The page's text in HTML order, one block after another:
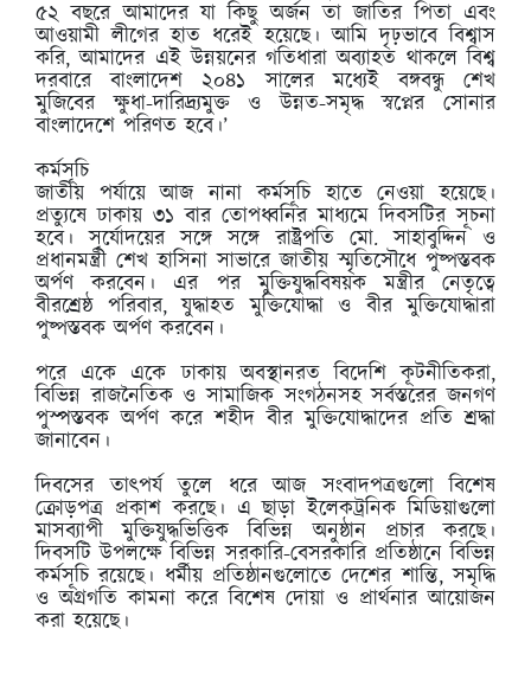
৫২ বছরে আমাদের যা কিছু অর্জন তা জাতির পিতা এবং
আওয়ামী লীগের হাত ধরেই হয়েছে। আমি দৃঢ়ভাবে বিশ্বাস
করি, আমাদের এই উন্নয়নের গতিধারা অব্যাহত থাকলে বিশ্ব
দরবারে বাংলাদেশ ২০৪১ সালের মধ্যেই বঙ্গবন্ধু শেখ
মুজিবের ক্ষুধা-দারিদ্র্যমুক্ত ও উন্নত-সমৃদ্ধ স্বপ্নের সোনার
বাংলাদেশে পরিণত হবে।’
কর্মসূচি
জাতীয় পর্যায়ে আজ নানা কর্মসূচি হাতে নেওয়া হয়েছে।
প্রত্যুষে ঢাকায় ৩১ বার তোপধ্বনির মাধ্যমে দিবসটির সূচনা
হবে। সূর্যোদয়ের সঙ্গে সঙ্গে রাষ্ট্রপতি মো. সাহাবুদ্দিন ও
প্রধানমন্ত্রী শেখ হাসিনা সাভারে জাতীয় স্মৃতিসৌধে পুষ্পস্তবক
অর্পণ করবেন। এর পর মুক্তিযুদ্ধবিষয়ক মন্ত্রীর নেতৃত্বে
বীরশ্রেষ্ঠ পরিবার, যুদ্ধাহত মুক্তিযোদ্ধা ও বীর মুক্তিযোদ্ধারা
পুষ্পস্তবক অর্পণ করবেন।
পরে একে একে ঢাকায় অবস্থানরত বিদেশি কূটনীতিকরা,
বিভিন্ন রাজনৈতিক ও সামাজিক সংগঠনসহ সর্বস্তরের জনগণ
পুস্পস্তবক অর্পণ করে শহীদ বীর মুক্তিযোদ্ধাদের প্রতি শ্রদ্ধা
জানাবেন।
দিবসের তাত্পর্য তুলে ধরে আজ সংবাদপত্রগুলো বিশেষ
ক্রোড়পত্র প্রকাশ করছে। এ ছাড়া ইলেকট্রনিক মিডিয়াগুলো
মাসব্যাপী মুক্তিযুদ্ধভিত্তিক বিভিন্ন অনুষ্ঠান প্রচার করছে।
দিবসটি উপলক্ষে বিভিন্ন সরকারি-বেসরকারি প্রতিষ্ঠানে বিভিন্ন
কর্মসূচি রয়েছে। ধর্মীয় প্রতিষ্ঠানগুলোতে দেশের শান্তি, সমৃদ্ধি
ও অগ্রগতি কামনা করে বিশেষ দোয়া ও প্রার্থনার আয়োজন
করা হয়েছে।